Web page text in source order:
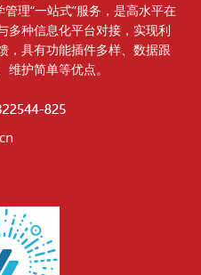
理“一站式”服务，是高水平在
多种信息化平台对接，实现利
，具有功能插件多样、数据跟
护简单等优点。